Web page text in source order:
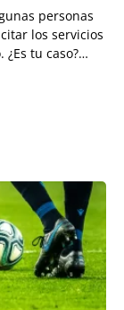
personas
los servicios
tu caso?…